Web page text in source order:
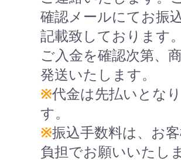
確認メールにてお振
記載致しております。
ご入金を確認次第、
発送いたします。
※代金は先払いとな
す。
※振込手数料は、お
負担でお願いいたし